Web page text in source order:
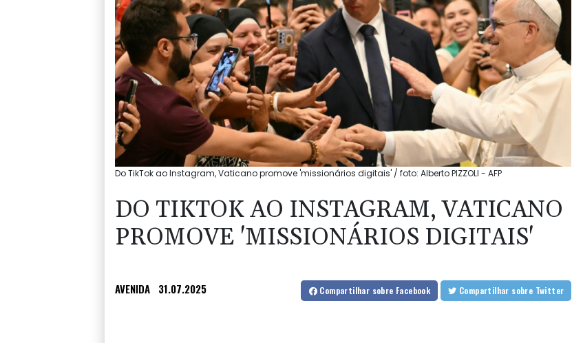
Do TikTok ao Instagram, Vaticano promove 'missionários digitais' / foto: Alberto PIZZOLI - AFP
DO TIKTOK AO INSTAGRAM, VATICANO
PROMOVE 'MISSIONÁRIOS DIGITAIS'
AVENIDA 31.07.2025 Compartilhar sobre Facebook Compartilhar sobre Twitter